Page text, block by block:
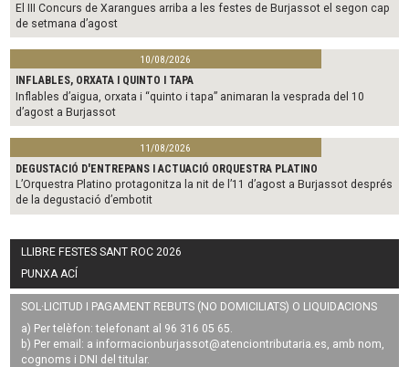
El III Concurs de Xarangues arriba a les festes de Burjassot el segon cap
de setmana d’agost
10/08/2026
INFLABLES, ORXATA I QUINTO I TAPA
Inflables d’aigua, orxata i “quinto i tapa” animaran la vesprada del 10
d’agost a Burjassot
11/08/2026
DEGUSTACIÓ D'ENTREPANS I ACTUACIÓ ORQUESTRA PLATINO
L’Orquestra Platino protagonitza la nit de l’11 d’agost a Burjassot després
de la degustació d’embotit
LLIBRE FESTES SANT ROC 2026
PUNXA ACÍ
SOL·LICITUD I PAGAMENT REBUTS (NO DOMICILIATS) O LIQUIDACIONS
a) Per telèfon: telefonant al 96 316 05 65.
b) Per email: a informacionburjassot@atenciontributaria.es, amb nom,
cognoms i DNI del titular.